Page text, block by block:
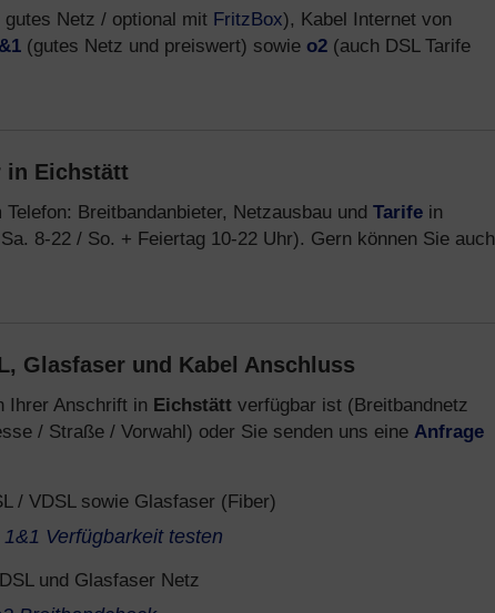
gutes Netz / optional mit FritzBox), Kabel Internet von
(gutes Netz und preiswert) sowie o2 (auch DSL Tarife
in Eichstätt
Breitbandanbieter, Netzausbau und Tarife in
8-22 / So. + Feiertag 10-22 Uhr). Gern können Sie auch
Glasfaser und Kabel Anschluss
Ihrer Anschrift in Eichstätt verfügbar ist (Breitbandnetz
/ Straße / Vorwahl) oder Sie senden uns eine Anfrage
/ VDSL sowie Glasfaser (Fiber)
1&1 Verfügbarkeit testen
und Glasfaser Netz